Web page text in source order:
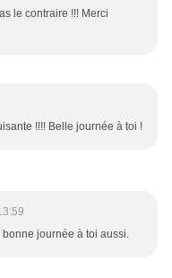
le contraire !!! Merci
!!!! Belle journée à toi !
bonne journée à toi aussi.